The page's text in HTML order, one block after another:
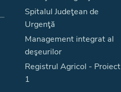
Spitalul Judeţean de
Urgenţă
Management integrat al
deşeurilor
Registrul Agricol - Proiect
1